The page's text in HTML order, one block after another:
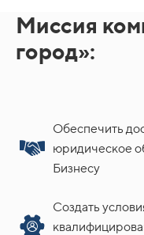
Миссия
город»:
Обеспечить
юридическое
Бизнесу
Создать